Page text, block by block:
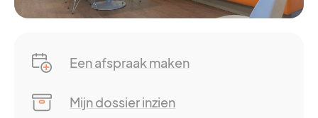
Een afspraak maken
Mijn dossier inzien